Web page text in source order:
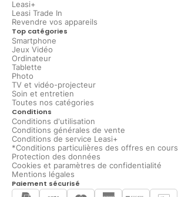
Leasi+
Leasi Trade In
Revendre vos appareils
Top catégories
Smartphone
Jeux Vidéo
Ordinateur
Tablette
Photo
TV et vidéo-projecteur
Soin et entretien
Toutes nos catégories
Conditions
Conditions d'utilisation
Conditions générales de vente
Conditions de service Leasi+
*Conditions particulières des offres en cours
Protection des données
Cookies et paramètres de confidentialité
Mentions légales
Paiement sécurisé